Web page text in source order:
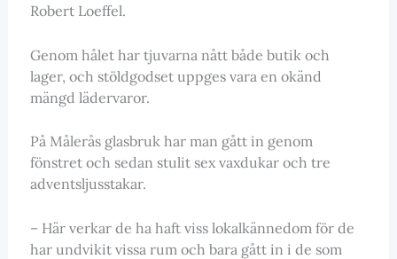
Robert Loeffel.
Genom hålet har tjuvarna nått både butik och
lager, och stöldgodset uppges vara en okänd
mängd lädervaror.
På Målerås glasbruk har man gått in genom
fönstret och sedan stulit sex vaxdukar och tre
adventsljusstakar.
– Här verkar de ha haft viss lokalkännedom för de
har undvikit vissa rum och bara gått in i de som